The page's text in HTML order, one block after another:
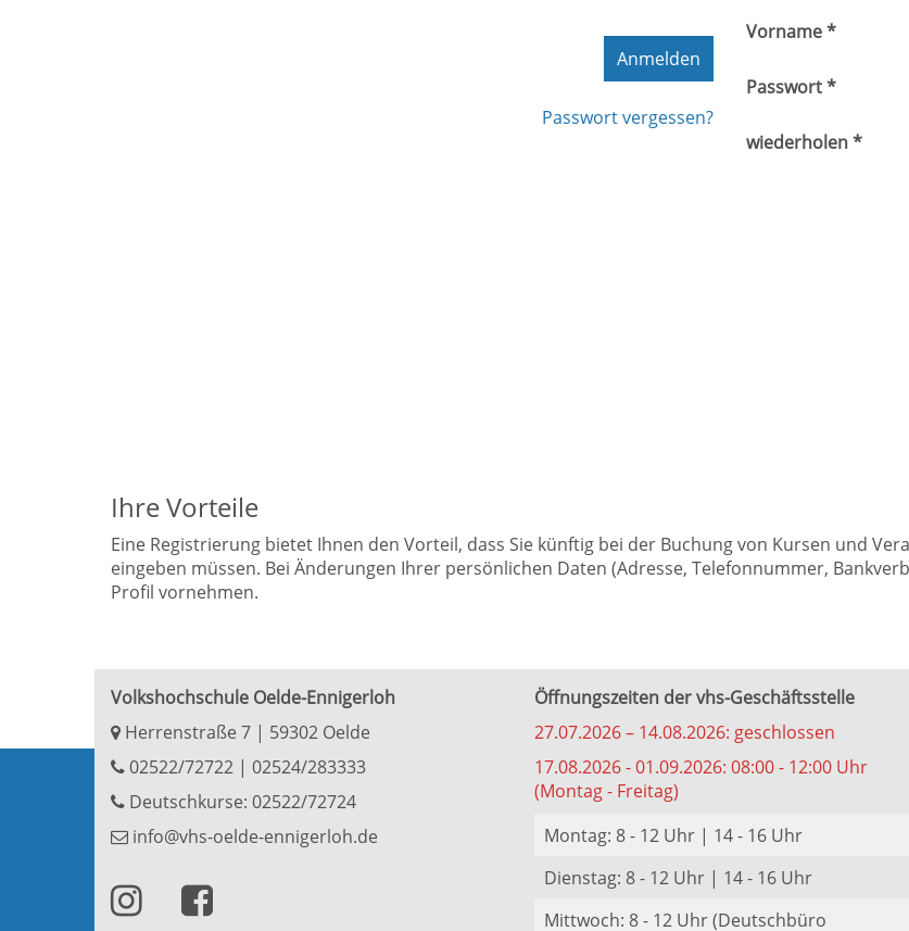
Anmelden
Passwort vergessen?
Vorname *
Passwort *
wiederholen *
Ihre Vorteile
Eine Registrierung bietet Ihnen den Vorteil, dass Sie künftig bei der Buchung von Kursen und
eingeben müssen. Bei Änderungen Ihrer persönlichen Daten (Adresse, Telefonnummer,
Profil vornehmen.
Volkshochschule Oelde-Ennigerloh
Herrenstraße 7 | 59302 Oelde
02522/72722 | 02524/283333
Deutschkurse: 02522/72724
info@vhs-oelde-ennigerloh.de
Öffnungszeiten der vhs-Geschäftsstelle
27.07.2026 – 14.08.2026: geschlossen
17.08.2026 - 01.09.2026: 08:00 - 12:00 Uhr
(Montag - Freitag)
Montag: 8 - 12 Uhr | 14 - 16 Uhr
Dienstag: 8 - 12 Uhr | 14 - 16 Uhr
Mittwoch: 8 - 12 Uhr (Deutschbüro